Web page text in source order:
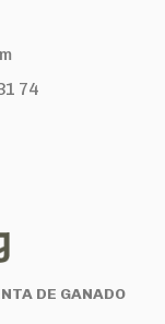
74
DE GANADO